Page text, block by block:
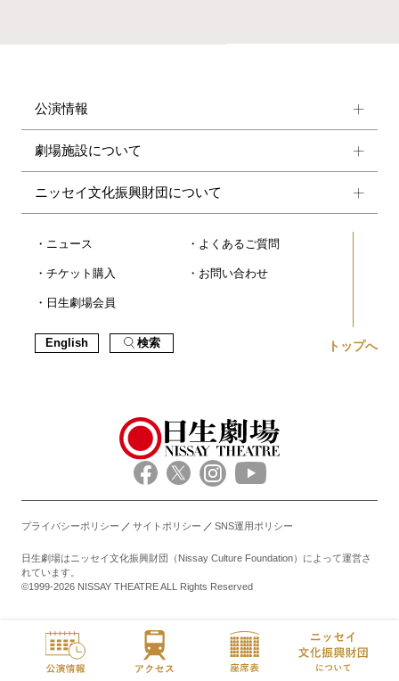
公演情報
劇場施設について
ニッセイ文化振興財団について
ニュース
チケット購入
日生劇場会員
よくあるご質問
お問い合わせ
English 検索 トップへ
日生劇場はニッセイ文化振興財団（Nissay Culture Foundation）によって運営さ
れています。
©1999-2026 NISSAY THEATRE ALL Rights Reserved
プライバシーポリシー サイトポリシー SNS運用ポリシー